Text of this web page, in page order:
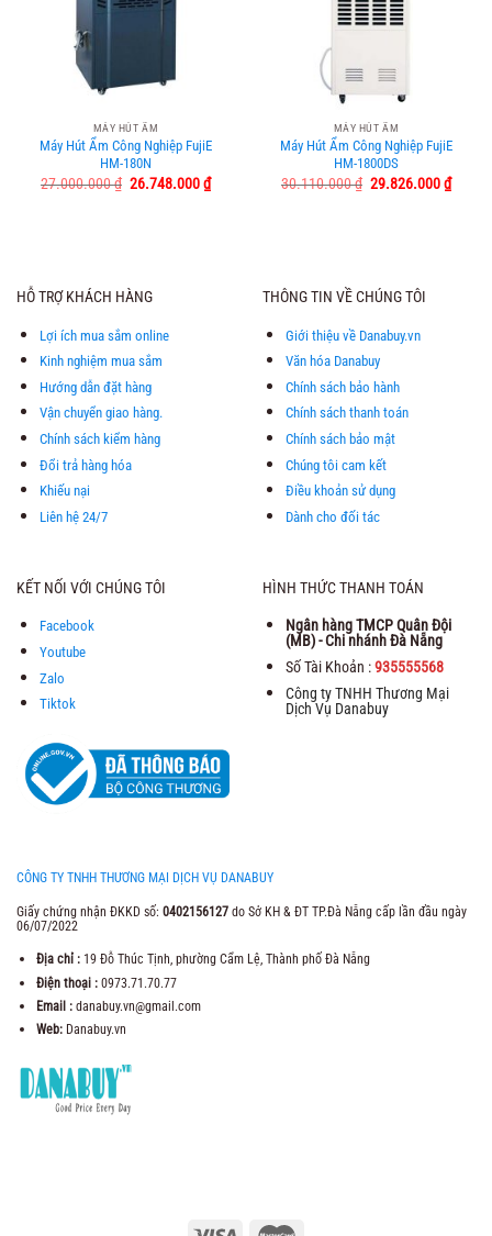
MÁY HÚT ẨM
Máy Hút Ẩm Công Nghiệp FujiE
HM-180N
27.000.000₫ Giá
26.748.000₫Giá
hiện
MÁY HÚT ẨM
Máy Hút Ẩm Công Nghiệp FujiE
HM-1800DS
30.110.000₫ Giá
29.826.000₫Giá
hiện
HỖ TRỢ KHÁCH HÀNG
Lợi ích mua sắm online
Kinh nghiệm mua sắm
Hướng dẫn đặt hàng
Vận chuyển giao hàng.
Chính sách kiểm hàng
Đổi trả hàng hóa
Khiếu nại
Liên hệ 24/7
THÔNG TIN VỀ CHÚNG TÔI
Giới thiệu về Danabuy.vn
Văn hóa Danabuy
Chính sách bảo hành
Chính sách thanh toán
Chính sách bảo mật
Chúng tôi cam kết
Điều khoản sử dụng
Dành cho đối tác
KẾT NỐI VỚI CHÚNG TÔI
Facebook
Youtube
Zalo
Tiktok
HÌNH THỨC THANH TOÁN
Ngân hàng TMCP Quân Đội
(MB) - Chi nhánh Đà Nẵng
Số Tài Khoản :935555568
Công ty TNHH Thương Mại
Dịch Vụ Danabuy
CÔNG TY TNHH THƯƠNG MẠI DỊCH VỤ DANABUY
Giấy chứng nhận ĐKKD số: 0402156127 do Sở KH & ĐT TP.Đà Nẵng cấp lần đầu ngày
06/07/2022
Địa chỉ :19 Đỗ Thúc Tịnh, phường Cẩm Lệ, Thành phố Đà Nẵng
Điện thoại :0973.71.70.77
Email : danabuy.vn@gmail.com
Web: Danabuy.vn